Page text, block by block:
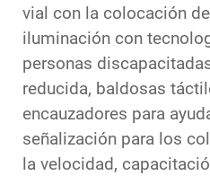
vial con la colocación
iluminación con
personas
reducida, baldosas
encauzadores para
señalización para los
la velocidad,